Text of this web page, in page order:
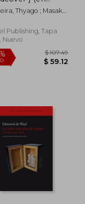
45%
dcto.
Thyago ; Masako,
Publishing, Tapa
Nuevo